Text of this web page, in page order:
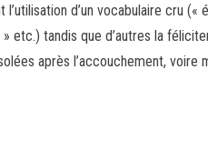
d’un vocabulaire cru («
etc.) tandis que d’autres la
après l’accouchement, voire